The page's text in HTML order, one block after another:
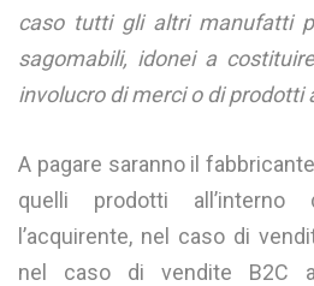
caso tutti gli altri manufatti
sagomabili, idonei a
involucro di merci o di prodotti
A pagare saranno il
quelli prodotti all’interno
l’acquirente, nel caso di
nel caso di vendite B2C